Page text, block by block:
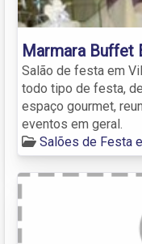
Marmara Buffet
Salão de festa em
todo tipo de festa,
espaço gourmet,
eventos em geral.
Salões de Festa